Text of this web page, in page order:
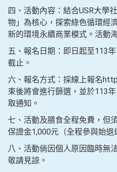
四、活動內容：結合USR大學
物」為核心，探索綠色循環經
新的環境永續商業模式。活動
五、報名日期：即日起至113
截止。
六、報名方式：採線上報名
束後將會進行篩選，並於113
取通知。
七、活動及膳食全程免費，但
保證金1,000元（全程參與始退
八、活動倘因個人原因臨時無
敬請見諒。